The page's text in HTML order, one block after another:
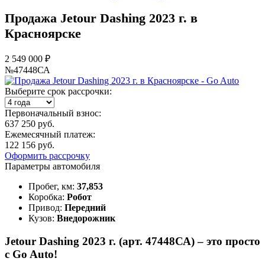
Продажа Jetour Dashing 2023 г. в
Красноярске
2 549 000 ₽
№47448СА
Выберите срок рассрочки:
Первоначальный взнос:
637 250 руб.
Ежемесячный платеж:
122 156 руб.
Оформить рассрочку
Параметры автомобиля
Пробег, км: 37,853
Коробка: Робот
Привод: Передний
Кузов: Внедорожник
Jetour Dashing 2023 г. (арт. 47448СА) – это просто
с Go Auto!